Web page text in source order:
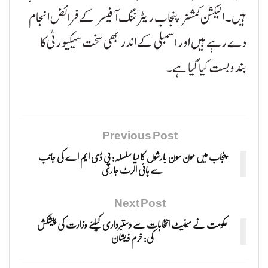
ہیں۔ الیکشن کمشنر پنجاب ریٹرننگ آفیسر کے فرائض انجام
دے رہے ہیں اور اسمبلی کے اندر بھی سخت سیکیورٹی کا
بندوبست کیا گیا ہے۔
Previous Post
پنجاب میں مون سون بارشوں کا نیا سلسلہ: پی ڈی ایم اے کی جانب
سے ہائی الرٹ جاری
Next Post
حکومت نے سینیٹ انتخابات سے دستبرداری کیلئے وزارت کی پیشکش
کی: خرم ذیشان